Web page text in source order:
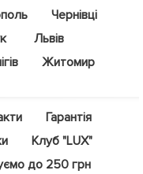
Чернівці
Львів
Житомир
Гарантія
Клуб "LUX"
до 250 грн